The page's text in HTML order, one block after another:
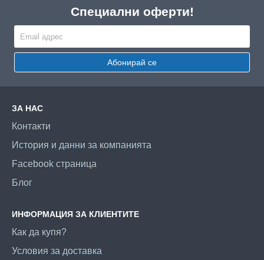
Специални оферти!
Абонирай се
ЗА НАС
Контакти
История и данни за компанията
Facebook страница
Блог
ИНФОРМАЦИЯ ЗА КЛИЕНТИТЕ
Как да купя?
Условия за доставка